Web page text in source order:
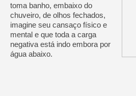
toma banho, embaixo do
chuveiro, de olhos fechados,
imagine seu cansaço físico e
mental e que toda a carga
negativa está indo embora por
água abaixo.